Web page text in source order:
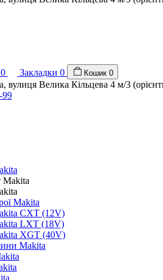
0 Закладки 0 Кошик 0
вулиця Велика Кільцева 4 м/3
99
Makita
Makita
CXT (12V)
LXT (18V)
XGT (40V)
Makita